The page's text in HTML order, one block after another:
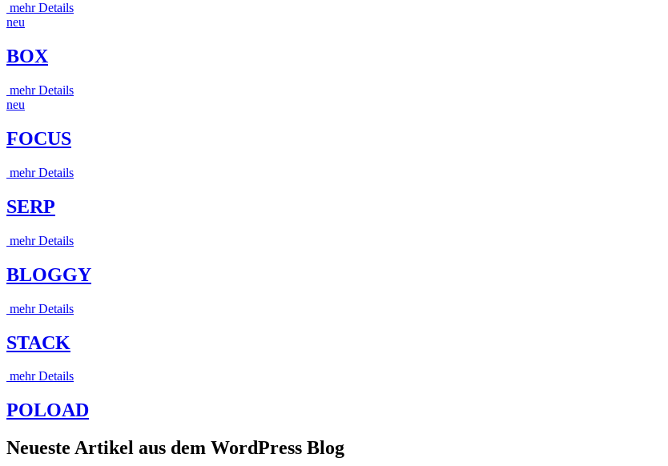
mehr Details
neu
BOX
mehr Details
neu
FOCUS
mehr Details
SERP
mehr Details
BLOGGY
mehr Details
STACK
mehr Details
POLOAD
Neueste Artikel aus dem WordPress Blog